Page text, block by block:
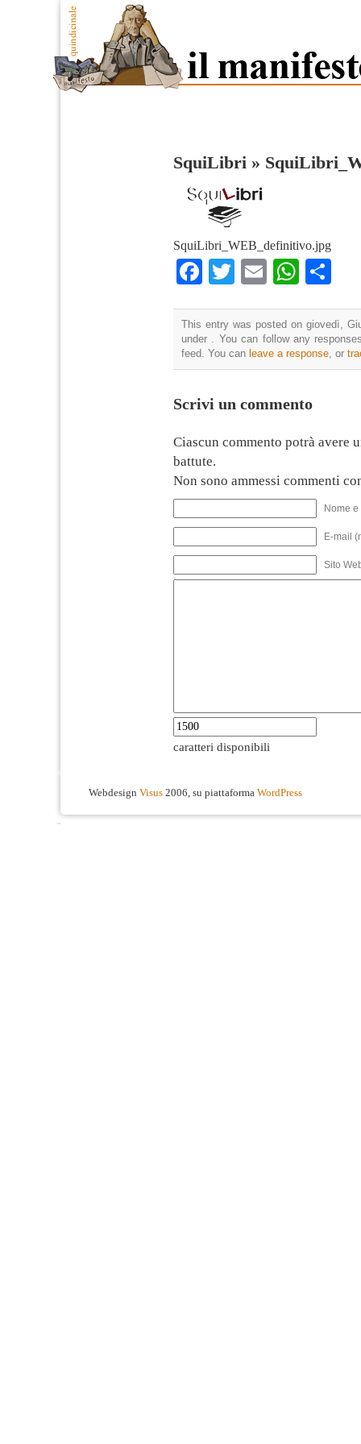
SquiLibri »
SquiLibri_WEB_definitivo.jpg
Facebook
TwitterEmail
This entry was posted on giovedì,
under . You can follow any
feed. You can leave a response , or
Scrivi un commento
Ciascun commento potrà avere
battute.
Non sono ammessi commenti
Nome
E-mail
Sito
caratteri disponibili
Webdesign Visus 2006, su piattaforma WordPress